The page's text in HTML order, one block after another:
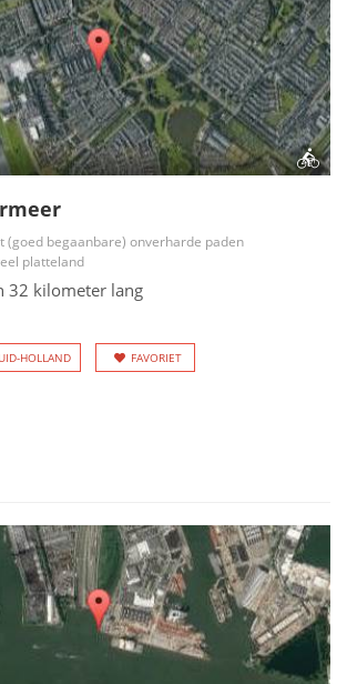
(goed begaanbare) onverharde paden
platteland
32 kilometer lang
HOLLAND FAVORIET